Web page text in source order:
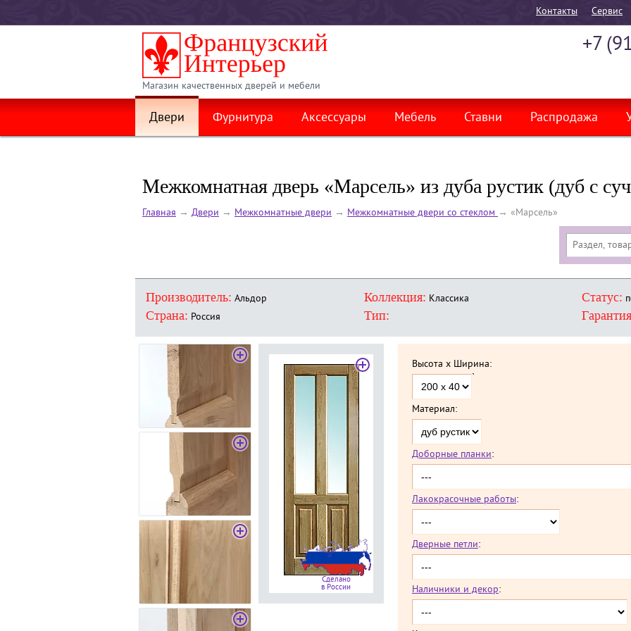
Контакты Cервис
Магазин качественных дверей и мебели
+7
Двери Фурнитура Аксессуары Мебель Ставни Распродажа
Межкомнатная дверь «Марсель» из дуба рустик (дуб с
Главная → Двери → Межкомнатные двери → Межкомнатные двери со стеклом → «Марсель»
Производитель: Альдор Коллекция: Классика Статус:
Страна: Россия Тип:
Сделано
в России
Высота x Ширина:
Материал:
Доборные планки:
Лакокрасочные работы:
Дверные петли:
Наличники и декор:
`